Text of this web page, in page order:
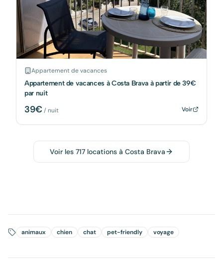
Appartement de vacances
Appartement de vacances à Costa Brava à partir de 39€
par nuit
39€/ nuit Voir
Voir les 717 locations à Costa Brava
animaux chien chat pet-friendly voyage